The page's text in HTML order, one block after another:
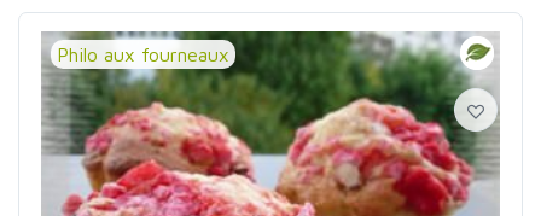
Philo aux fourneaux